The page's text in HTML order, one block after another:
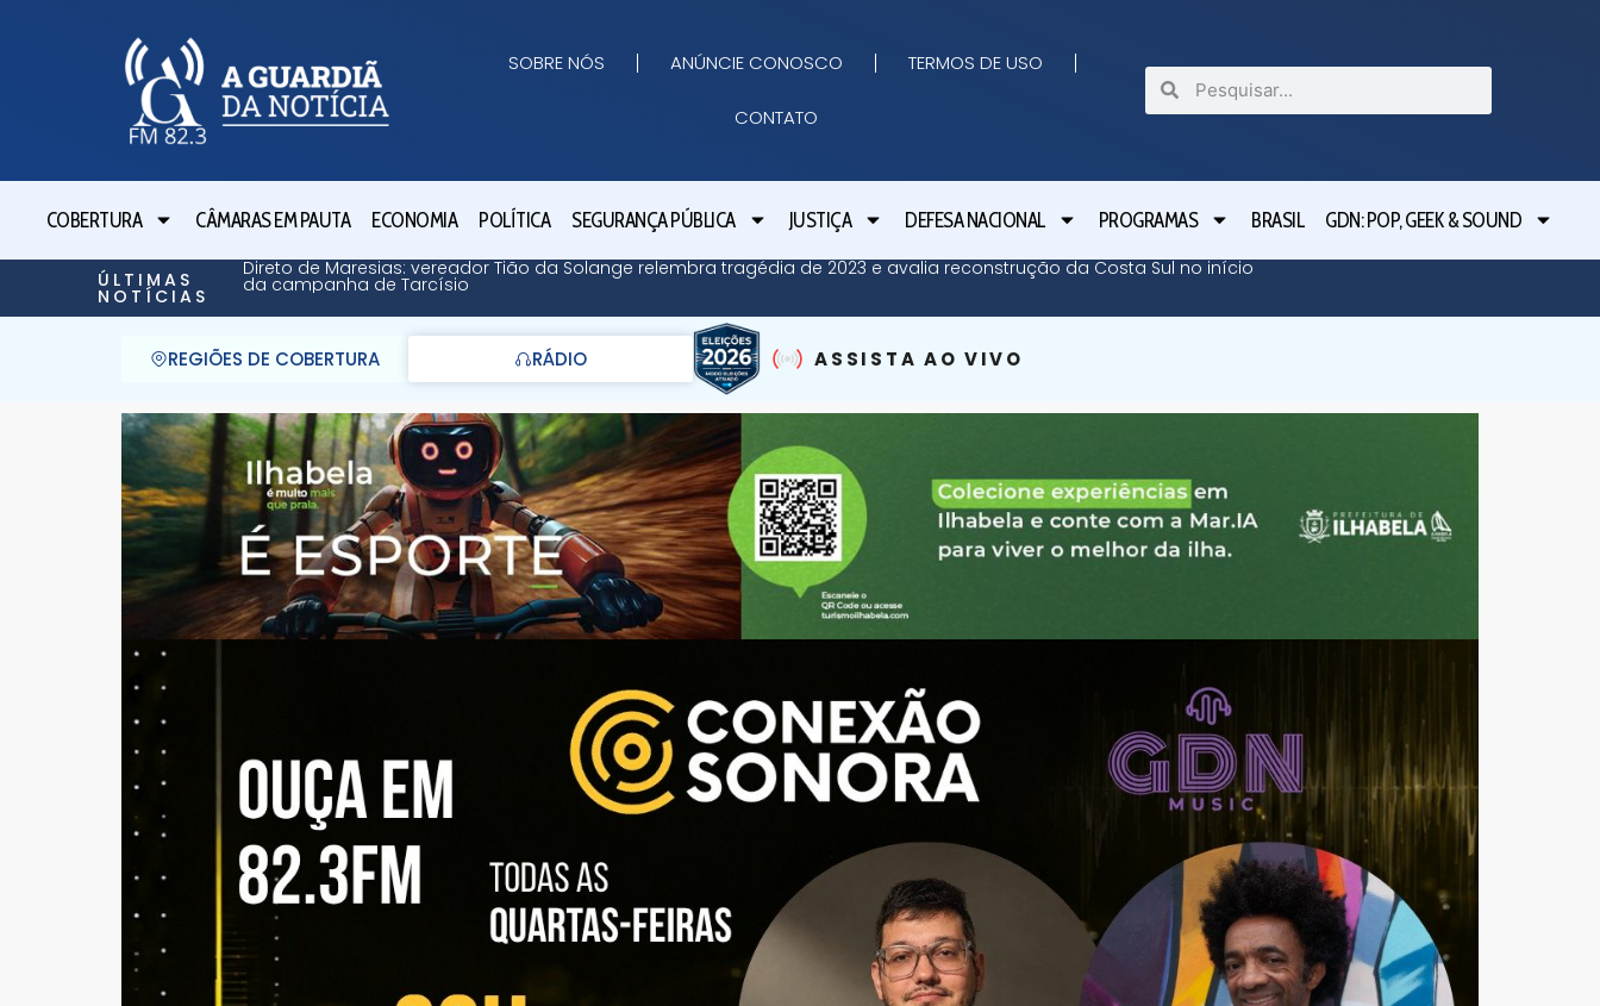
SOBRE NÓS ANÚNCIE CONOSCO TERMOS DE USO
CONTATO
COBERTURA CÂMARAS EM PAUTA ECONOMIA POLÍTICA SEGURANÇA PÚBLICA JUSTIÇA DEFESA NACIONAL PROGRAMAS BRASIL GDN: POP, GEEK & SOUND
ÚLTIMAS
NOTÍCIAS
Direto de Maresias: vereador Tião da Solange relembra tragédia de 2023 e avalia reconstrução da Costa Sul no início
da campanha de Tarcísio
REGIÕES DE COBERTURA RÁDIO ASSISTA AO VIVO